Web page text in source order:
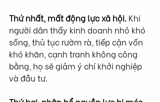
Thứ nhất, mất động lực xã hội. Khi
người dân thấy kinh doanh nhỏ khó
sống, thủ tục rườm rà, tiếp cận vốn
khó khăn, cạnh tranh không công
bằng, họ sẽ giảm ý chí khởi nghiệp
và đầu tư.